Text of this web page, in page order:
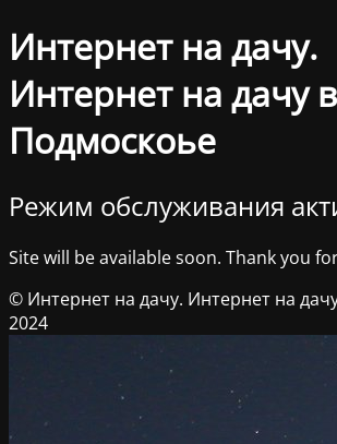
Интернет на дачу.
Интернет на дачу в
Подмоскоье
Режим обслуживания
Site will be available soon. Thank you
© Интернет на дачу. Интернет на
2024